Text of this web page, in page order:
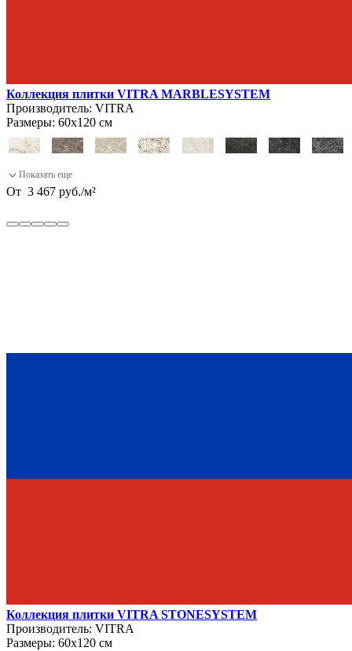
Коллекция плитки VITRA MARBLESYSTEM
Производитель: VITRA
Размеры: 60х120 см
От 3 467 руб./м²
Коллекция плитки VITRA STONESYSTEM
Производитель: VITRA
Размеры: 60х120 см